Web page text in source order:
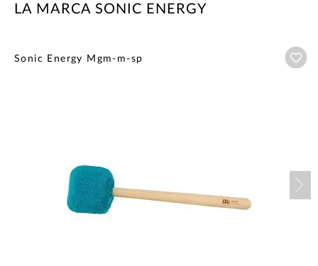
LA MARCA SONIC ENERGY
Sonic Energy Mgm-m-sp